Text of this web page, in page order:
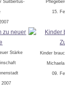
Suitbertus-
15.
Stärke
2007
Kinder
09.